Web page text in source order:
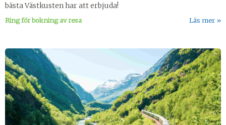
bästa Västkusten har att erbjuda!
Ring för bokning av resa Läs mer